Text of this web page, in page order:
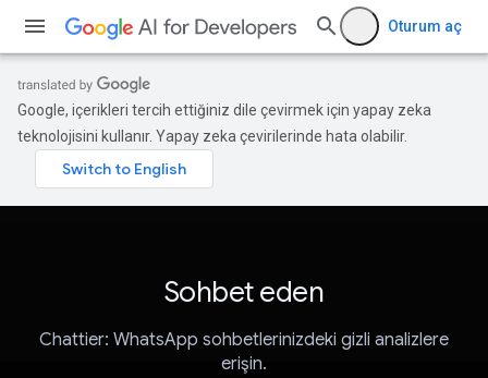
Oturum aç
Google, içerikleri tercih ettiğiniz dile çevirmek için yapay zeka
teknolojisini kullanır. Yapay zeka çevirilerinde hata olabilir.
Sohbet eden
Chattier: WhatsApp sohbetlerinizdeki gizli analizlere
erişin.